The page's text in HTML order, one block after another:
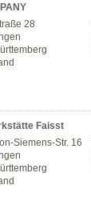
28
Faisst
Siemens-Str. 16